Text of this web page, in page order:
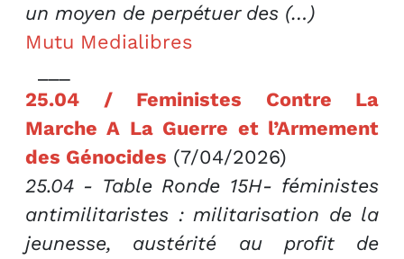
un moyen de perpétuer des (…)
Mutu Medialibres
25.04 / Feministes Contre La
Marche A La Guerre et l’Armement
des Génocides (7/04/2026)
25.04 - Table Ronde 15H- féministes
antimilitaristes : militarisation de la
jeunesse, austérité au profit de